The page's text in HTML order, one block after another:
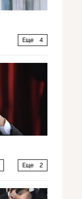
Еще 4
Еще 2